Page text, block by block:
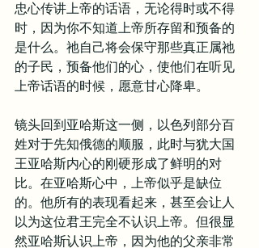
忠心传讲上帝的话语，无论得时或不得
时，因为你不知道上帝所存留和预备的
是什么。祂自己将会保守那些真正属祂
的子民，预备他们的心，使他们在听见
上帝话语的时候，愿意甘心降卑。
镜头回到亚哈斯这一侧，以色列部分百
姓对于先知俄德的顺服，此时与犹大国
王亚哈斯内心的刚硬形成了鲜明的对
比。在亚哈斯心中，上帝似乎是缺位
的。他所有的表现看起来，甚至会让人
以为这位君王完全不认识上帝。但很显
然亚哈斯认识上帝，因为他的父亲非常